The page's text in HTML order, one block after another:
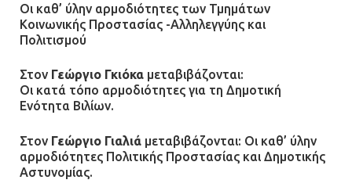
Οι καθ’ ύλην αρμοδιότητες των Τμημάτων
Κοινωνικής Προστασίας -Αλληλεγγύης και
Πολιτισμού
Στον Γεώργιο Γκιόκα μεταβιβάζονται:
Οι κατά τόπο αρμοδιότητες για τη Δημοτική
Ενότητα Βιλίων.
Στον Γεώργιο Γιαλιά μεταβιβάζονται: Οι καθ’ ύλην
αρμοδιότητες Πολιτικής Προστασίας και Δημοτικής
Αστυνομίας.